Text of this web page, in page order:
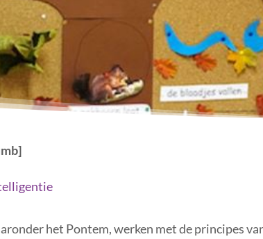
het Pontem, werken met de principes